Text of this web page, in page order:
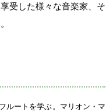
受した様々な音楽家、そ
ルートを学ぶ。マリオン・マ